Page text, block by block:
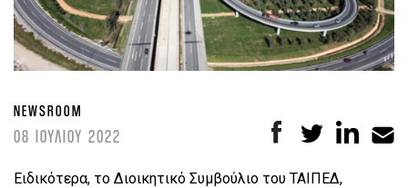
NEWSROOM
08 ΙΟΥΛΙΟΥ 2022
Ειδικότερα, το Διοικητικό Συμβούλιο του ΤΑΙΠΕΔ,